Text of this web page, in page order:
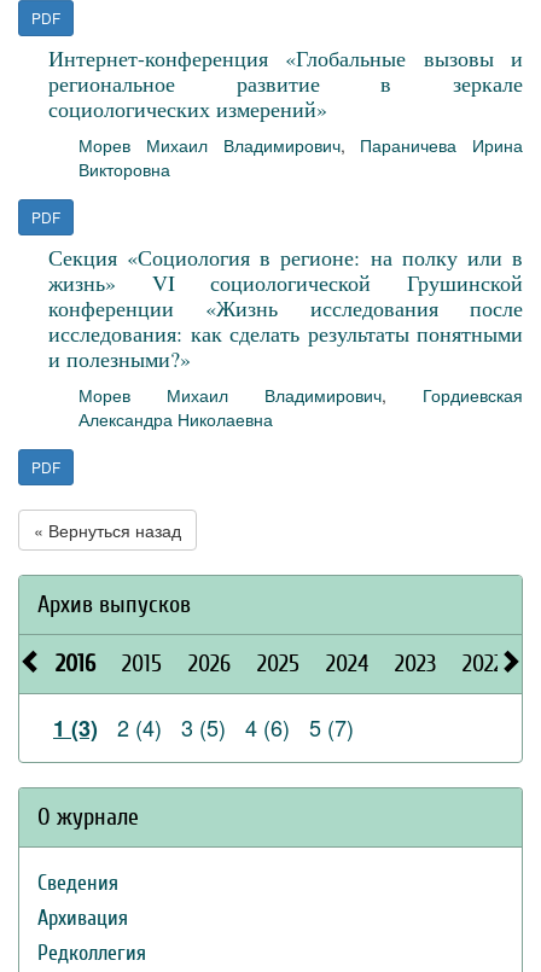
PDF
Интернет-конференция «Глобальные вызовы и
региональное развитие в зеркале
социологических измерений»
Морев Михаил Владимирович, Параничева Ирина
Викторовна
PDF
Секция «Социология в регионе: на полку или в
жизнь» VI социологической Грушинской
конференции «Жизнь исследования после
исследования: как сделать результаты понятными
и полезными?»
Морев Михаил Владимирович, Гордиевская
Александра Николаевна
PDF
« Вернуться назад
Архив выпусков
2016 2015 2026 2025 2024 2023 2022
1 (3) 2 (4) 3 (5) 4 (6) 5 (7)
О журнале
Сведения
Архивация
Редколлегия